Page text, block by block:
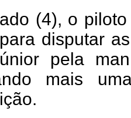
(4), o
disputar
pela
mais